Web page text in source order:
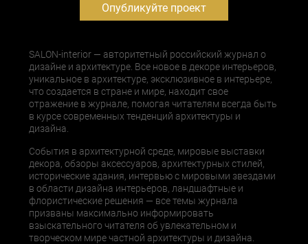
Опубликуйте проект
SALON-interior — авторитетный российский журнал о
дизайне и архитектуре. Все новое в декоре интерьеров,
уникальное в архитектуре, эксклюзивное в интерьере,
что создается в стране и мире, находит свое
отражение в журнале, помогая читателям всегда быть
в курсе современных тенденций архитектуры и
дизайна.
События в архитектурной среде, мировые выставки
декора, обзоры аксессуаров, архитектурных стилей,
исторические здания, интервью с мировыми звездами
в области дизайна интерьеров, ландшафтные и
флористические решения — все темы журнала
призваны максимально информировать
взыскательного читателя об увлекательном и
творческом мире частной архитектуры и дизайна.